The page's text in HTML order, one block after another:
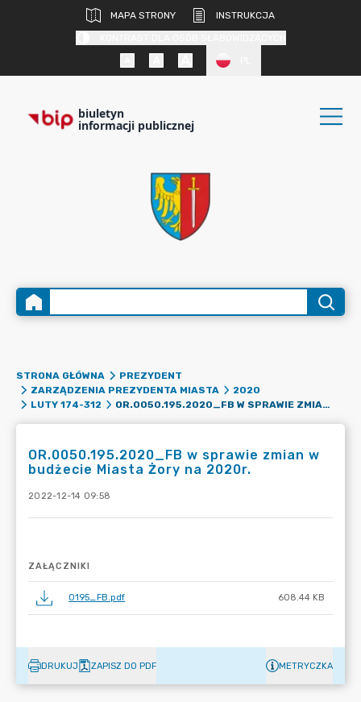
MAPA STRONY
INSTRUKCJA
biuletyn
informacji publicznej
STRONA GŁÓWNA
PREZYDENT
ZARZĄDZENIA PREZYDENTA MIASTA
2020
LUTY 174-312
OR.0050.195.2020_FB W SPRAWIE ZMIAN W BUDŻECIE MIASTA ŻORY NA 2020R.
OR.0050.195.2020_FB w sprawie zmian w
budżecie Miasta Żory na 2020r.
2022-12-14 09:58
ZAŁĄCZNIKI
0195_FB.pdf 608.44 KB
DRUKUJ ZAPISZ DO PDF METRYCZKA